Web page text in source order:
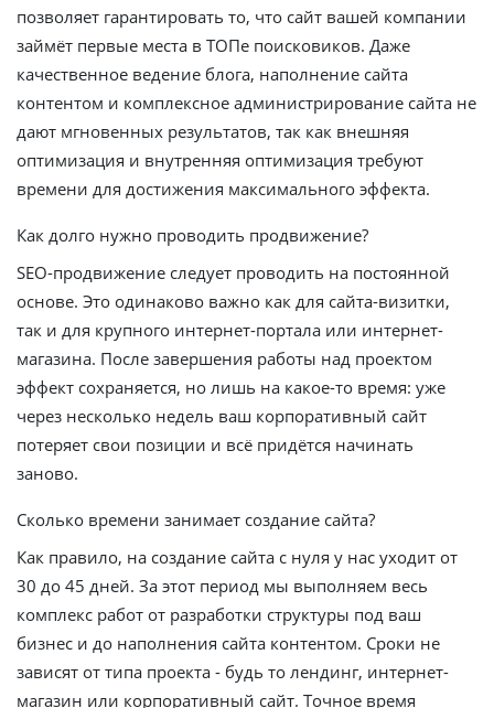
позволяет гарантировать то, что сайт вашей компании
займёт первые места в ТОПе поисковиков. Даже
качественное ведение блога, наполнение сайта
контентом и комплексное администрирование сайта не
дают мгновенных результатов, так как внешняя
оптимизация и внутренняя оптимизация требуют
времени для достижения максимального эффекта.
Как долго нужно проводить продвижение?
SEO-продвижение следует проводить на постоянной
основе. Это одинаково важно как для сайта-визитки,
так и для крупного интернет-портала или интернет-
магазина. После завершения работы над проектом
эффект сохраняется, но лишь на какое-то время: уже
через несколько недель ваш корпоративный сайт
потеряет свои позиции и всё придётся начинать
заново.
Сколько времени занимает создание сайта?
Как правило, на создание сайта с нуля у нас уходит от
30 до 45 дней. За этот период мы выполняем весь
комплекс работ от разработки структуры под ваш
бизнес и до наполнения сайта контентом. Сроки не
зависят от типа проекта - будь то лендинг, интернет-
магазин или корпоративный сайт. Точное время